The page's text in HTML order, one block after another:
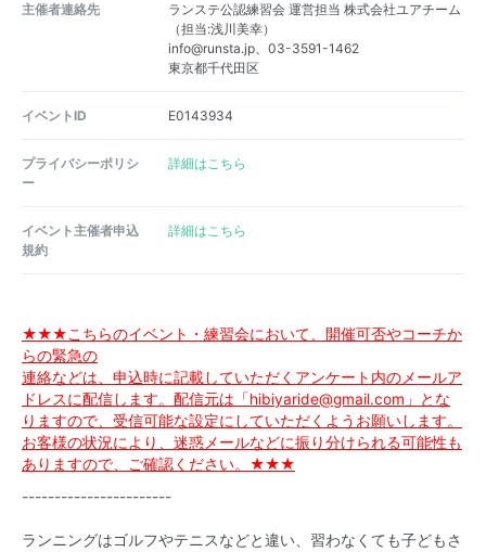
主催者連絡先
ランステ公認練習会 運営担当 株式会社ユアチーム
（担当:浅川美幸）
info@runsta.jp、03-3591-1462
東京都千代田区
イベントID E0143934
プライバシーポリシ
ー
詳細はこちら
イベント主催者申込
規約
詳細はこちら
★★★こちらのイベント・練習会において、開催可否やコーチか
らの緊急の
連絡などは、申込時に記載していただくアンケート内のメールア
ドレスに配信します。配信元は「hibiyaride@gmail.com」とな
りますので、受信可能な設定にしていただくようお願いします。
お客様の状況により、迷惑メールなどに振り分けられる可能性も
ありますので、ご確認ください。★★★
-----------------------
ランニングはゴルフやテニスなどと違い、習わなくても子どもさ